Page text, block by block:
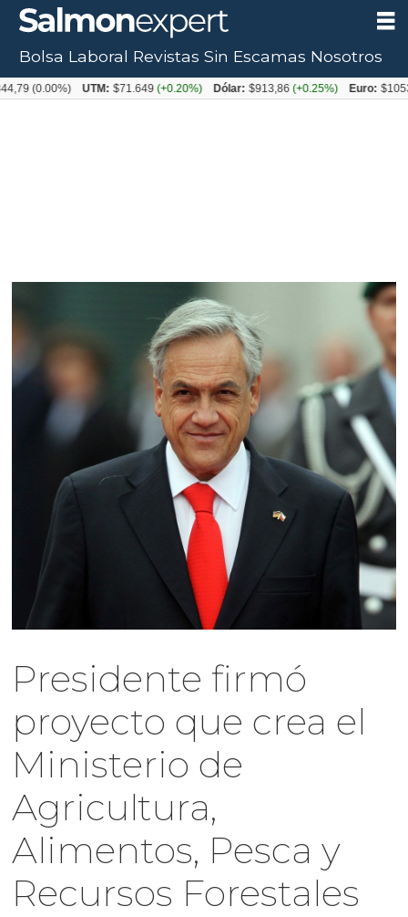
Presidente firmó
proyecto que crea el
Ministerio de
Agricultura,
Alimentos, Pesca y
Recursos Forestales
Bolsa Laboral Revistas Sin Escamas Nosotros
(0.00%) UTM: $71.649(+0.20%) Dólar: $913,86(+0.25%) Euro: $1053,08